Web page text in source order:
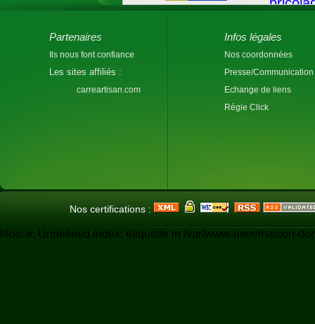
Partenaires
Ils nous font confiance
Les sites affiliés :
carreartisan.com
Infos légales
Nos coordonnées
Presse/Communication
Echange de liens
Régie Click
Nos certifications :
Notice: Undefined index: etiquette in /var/www-user/maison-